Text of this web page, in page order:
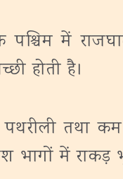
में
होती है।
तथा
में राकड़